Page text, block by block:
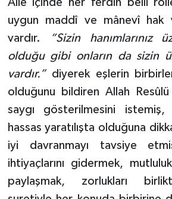
uygun maddî ve mânevî hak
vardır.
“Sizin hanımlarınız
olduğu gibi onların da sizin
vardır.” diyerek eşlerin
olduğunu bildiren Allah
saygı gösterilmesini istemiş,
hassas yaratılışta olduğuna
iyi davranmayı tavsiye
ihtiyaçlarını gidermek,
paylaşmak, zorlukları